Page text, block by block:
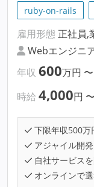
ruby-on-rails
雇用形態 正社員,
Webエンジニ
年収 600万円 〜
時給 4,000円 〜
下限年収500万
アジャイル開発
自社サービス
オンラインで